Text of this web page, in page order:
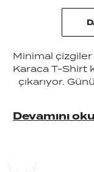
Minimal
Karaca T-Shirt
çıkarıyor.
Devamını oku